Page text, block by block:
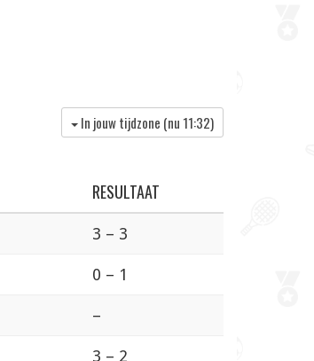
In jouw tijdzone (nu 11:32)
RESULTAAT
3 – 3
0 – 1
–
3 – 2